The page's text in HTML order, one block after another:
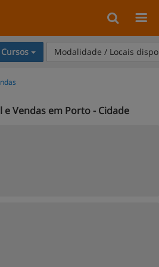
Cursos Modalidade / Locais
e Vendas em Porto - Cidade